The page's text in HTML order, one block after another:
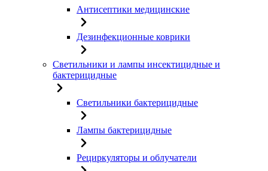
Антисептики медицинские
Дезинфекционные коврики
Светильники и лампы инсектицидные и
бактерицидные
Светильники бактерицидные
Лампы бактерицидные
Рециркуляторы и облучатели